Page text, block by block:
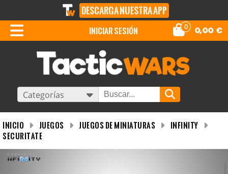
DESCARGA NUESTRA APP
0 0,00 €
iniciar sesión
Categorías
INICIO Juegos Juegos de miniaturas
Infinity
Securitate